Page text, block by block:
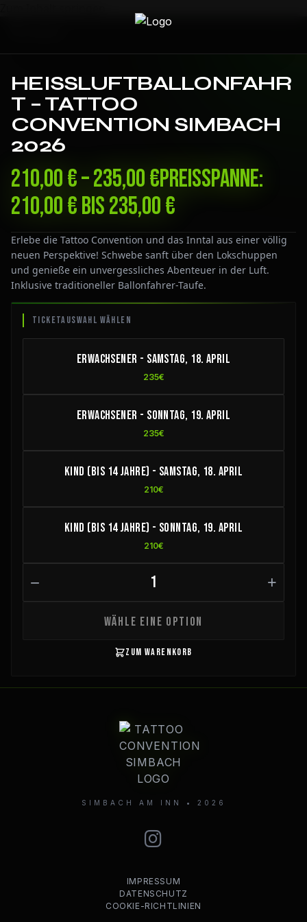
HEISSLUFTBALLONFAHRT
– TATTOO C
ONVENTION SIMBACH 2
026
210,00€–235,00€Preisspanne:
210,00 € bis 235,00 €
Erlebe die Tattoo Convention und das Inntal aus einer völlig
neuen Perspektive! Schwebe sanft über den Lokschuppen
und genieße ein unvergessliches Abenteuer in der Luft.
Inklusive traditioneller Ballonfahrer-Taufe.
TICKETAUSWAHL WÄHLEN
Erwachsener - Samstag, 18. April
235€
Erwachsener - Sonntag, 19. April
235€
Kind (bis 14 Jahre) - Samstag, 18. April
210€
Kind (bis 14 Jahre) - Sonntag, 19. April
210€
− +
WÄHLE EINE OPTION
ZUM WARENKORB
SIMBACH AM INN • 2026
IMPRESSUM
DATENSCHUTZ
COOKIE-RICHTLINIEN